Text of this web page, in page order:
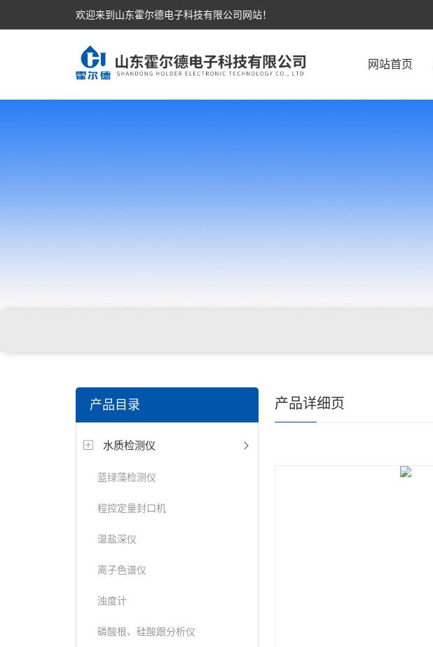
欢迎来到山东霍尔德电子科技有限公司网站！
网站首页
试仪，定氮仪，紫外可见分光光度计
产品目录
水质检测仪
蓝绿藻检测仪
程控定量封口机
温盐深仪
离子色谱仪
浊度计
磷酸根、硅酸跟分析仪
产品详细页